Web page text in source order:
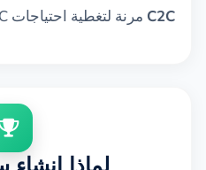
C2C مرنة لتغطية احتياجات B2C أيضاً.